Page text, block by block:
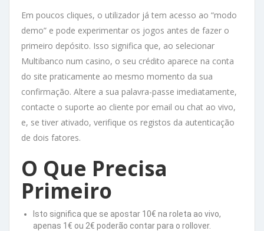
Em poucos cliques, o utilizador já tem acesso ao “modo
demo” e pode experimentar os jogos antes de fazer o
primeiro depósito. Isso significa que, ao selecionar
Multibanco num casino, o seu crédito aparece na conta
do site praticamente ao mesmo momento da sua
confirmação. Altere a sua palavra-passe imediatamente,
contacte o suporte ao cliente por email ou chat ao vivo,
e, se tiver ativado, verifique os registos da autenticação
de dois fatores.
O Que Precisa
Primeiro
Isto significa que se apostar 10€ na roleta ao vivo,
apenas 1€ ou 2€ poderão contar para o rollover.